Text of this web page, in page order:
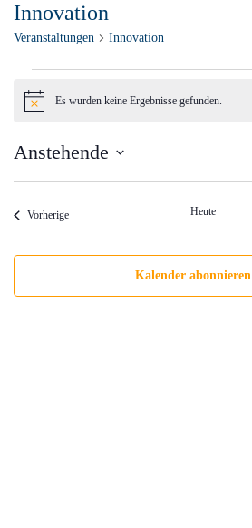
Innovation
Veranstaltungen Innovation
Veranstaltungen
HinweisEs wurden keine Ergebnisse gefunden.
Anstehende
VorherigeVeranstaltungen Heute
Kalender abonnieren